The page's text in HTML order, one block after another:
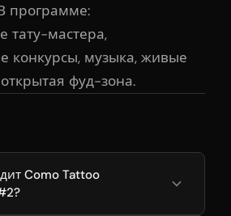
программе:
тату-мастера,
конкурсы, музыка, живые
фуд-зона.
Como Tattoo